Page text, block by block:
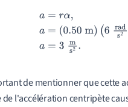
α,a=( 0.50m
de mentionner que cette
l'accélération centripète